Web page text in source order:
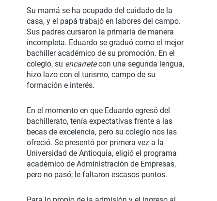
Su mamá se ha ocupado del cuidado de la
casa, y el papá trabajó en labores del campo.
Sus padres cursaron la primaria de manera
incompleta. Eduardo se graduó como el mejor
bachiller académico de su promoción. En el
colegio, su encarretecon una segunda lengua,
hizo lazo con el turismo, campo de su
formación e interés.
En el momento en que Eduardo egresó del
bachillerato, tenía expectativas frente a las
becas de excelencia, pero su colegio nos las
ofreció. Se presentó por primera vez a la
Universidad de Antioquia, eligió el programa
académico de Administración de Empresas,
pero no pasó; le faltaron escasos puntos.